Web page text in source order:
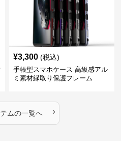
¥3,300 (税込)
手帳型スマホケース 高級感アル
ミ素材縁取り保護フレーム
ムの一覧へ ›